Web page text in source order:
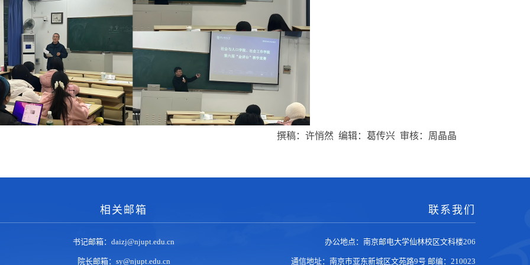
撰稿：许悄然 编辑： 葛传兴 审核： 周晶晶
相关邮箱
书记邮箱：daizj@njupt.edu.cn
院长邮箱：sy@njupt.edu.cn
联系我们
办公地点：南京邮电大学仙林校区文科楼206
通信地址：南京市亚东新城区文苑路9号 邮编：210023